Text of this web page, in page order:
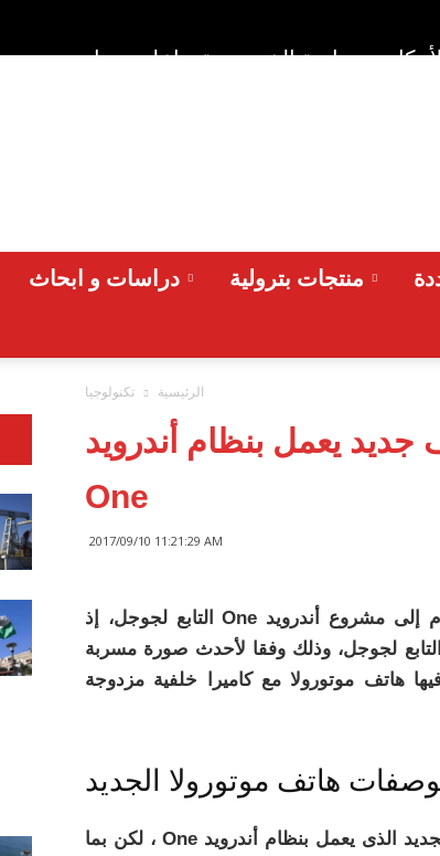
من نحن اعلن معنا سياسة الخصوصية
منتجات بترولية دراسات و ابحاث
الرئيسية تكنولوجيا
جديد يعمل بنظام أندرويد
One
2017/09/10 11:21:29 AM
كشف تقرير جديد أن شركة موتورولا تستعد للانضمام إلى مشروع أندرويد One التابع لجوجل، إذ
لجوجل، وذلك وفقا لأحدث صورة مسربة
هاتف موتورولا مع كاميرا خلفية مزدوجة
هاتف موتورولا الجديد
حتى الآن لا توجد أى معلومات حول هاتف موتورولا الجديد الذى يعمل بنظام أندرويد One ، لكن بما